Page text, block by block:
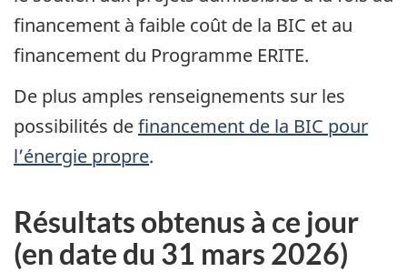
financement à faible coût de la BIC et au
financement du Programme ERITE.
De plus amples renseignements sur les
possibilités definancement de la BIC pour
l’énergie propre.
Résultats obtenus à ce jour
(en date du 31 mars 2026)